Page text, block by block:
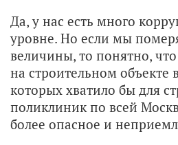
Да, у нас есть много
уровне. Но если мы
величины, то понятно, что
на строительном объекте
которых хватило бы для
поликлиник по всей
более опасное и